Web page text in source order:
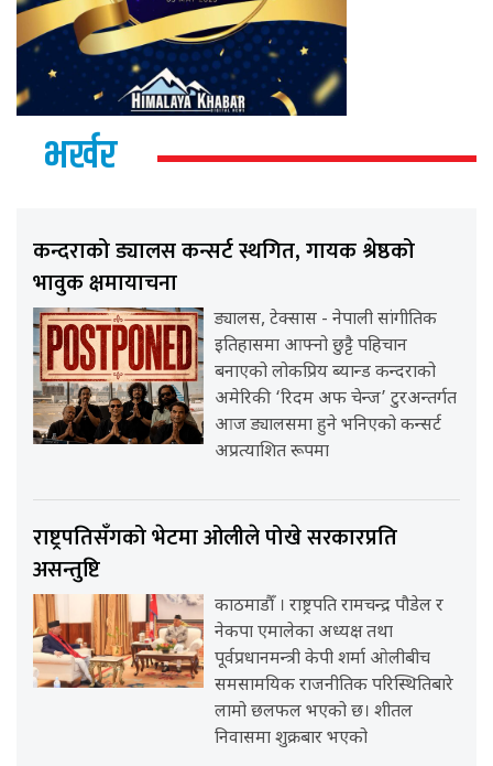
भर्खर
कन्दराको ड्यालस कन्सर्ट स्थगित, गायक श्रेष्ठको
भावुक क्षमायाचना
ड्यालस, टेक्सास - नेपाली सांगीतिक
इतिहासमा आफ्नो छुट्टै पहिचान
बनाएको लोकप्रिय ब्यान्ड कन्दराको
अमेरिकी ‘रिदम अफ चेन्ज’ टुरअन्तर्गत
आज ड्यालसमा हुने भनिएको कन्सर्ट
अप्रत्याशित रूपमा
राष्ट्रपतिसँगको भेटमा ओलीले पोखे सरकारप्रति
असन्तुष्टि
काठमाडौँ । राष्ट्रपति रामचन्द्र पौडेल र
नेकपा एमालेका अध्यक्ष तथा
पूर्वप्रधानमन्त्री केपी शर्मा ओलीबीच
समसामयिक राजनीतिक परिस्थितिबारे
लामो छलफल भएको छ। शीतल
निवासमा शुक्रबार भएको